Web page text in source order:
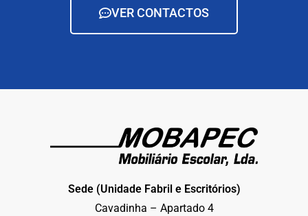
VER CONTACTOS
Sede (Unidade Fabril e Escritórios)
Cavadinha – Apartado 4